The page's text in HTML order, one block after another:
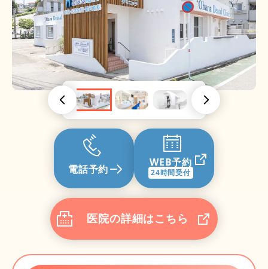
電話予約
WEB予約
24時間受付
医院の詳細はこちら